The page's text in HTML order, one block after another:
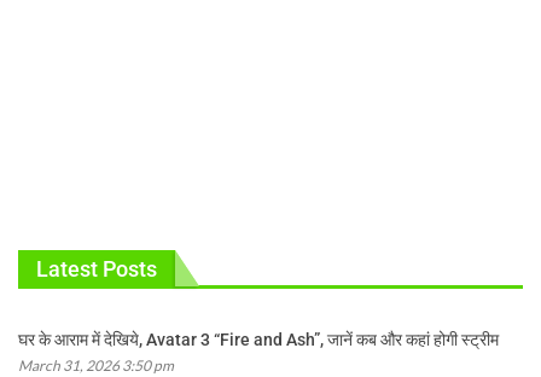
Latest Posts
घर के आराम में देखिये, Avatar 3 “Fire and Ash”, जानें कब और कहां होगी स्ट्रीम
March 31, 2026 3:50 pm